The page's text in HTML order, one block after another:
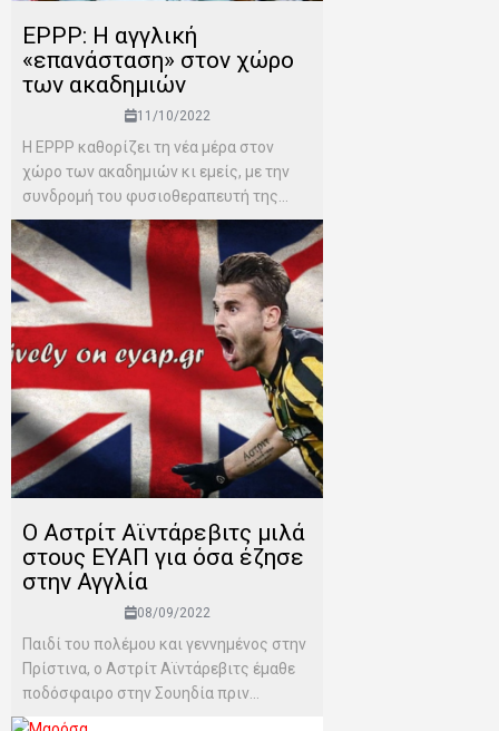
ΕPPP: Η αγγλική
«επανάσταση» στον χώρο
των ακαδημιών
11/10/2022
Η EPPP καθορίζει τη νέα μέρα στον
χώρο των ακαδημιών κι εμείς, με την
συνδρομή του φυσιοθεραπευτή της...
Ο Αστρίτ Αϊντάρεβιτς μιλά
στους ΕΥΑΠ για όσα έζησε
στην Αγγλία
08/09/2022
Παιδί του πολέμου και γεννημένος στην
Πρίστινα, ο Αστρίτ Αϊντάρεβιτς έμαθε
ποδόσφαιρο στην Σουηδία πριν...